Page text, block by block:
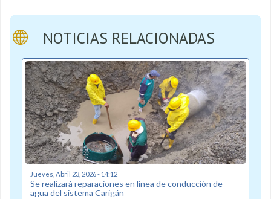
NOTICIAS RELACIONADAS
Jueves, Abril 23, 2026 - 14:12
Se realizará reparaciones en línea de conducción de
agua del sistema Carigán